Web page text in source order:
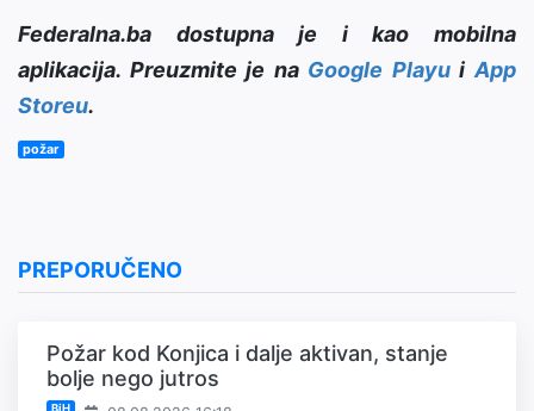
Federalna.ba dostupna je i kao mobilna
aplikacija. Preuzmite je na Google PlayuiApp
Storeu.
požar
PREPORUČENO
Požar kod Konjica i dalje aktivan, stanje
bolje nego jutros
BiH